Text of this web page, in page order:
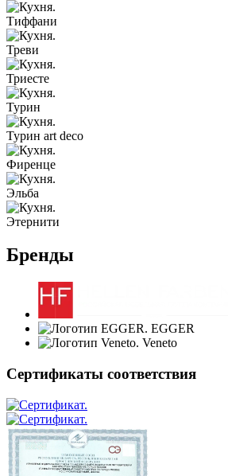
Тиффани
Треви
Триесте
Турин
Турин art deco
Фиренце
Эльба
Этернити
Бренды
EGGER
Veneto
Сертификаты соответствия